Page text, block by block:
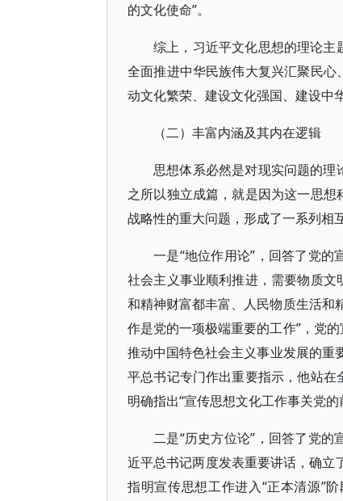
的文化使命”。
综上，习近平文化思想的理论
全面推进中华民族伟大复兴汇聚民
动文化繁荣、建设文化强国、建设中
（二）丰富内涵及其内在逻辑
思想体系必然是对现实问题的
之所以独立成篇，就是因为这一思想
战略性的重大问题，形成了一系列相
一是“地位作用论”，回答了党
社会主义事业顺利推进，需要物质
和精神财富都丰富、人民物质生活和
作是党的一项极端重要的工作”，党
推动中国特色社会主义事业发展的重
平总书记专门作出重要指示，他站在
明确指出“宣传思想文化工作事关党
二是“历史方位论”，回答了党
近平总书记两度发表重要讲话，确
指明宣传思想工作进入“正本清源”